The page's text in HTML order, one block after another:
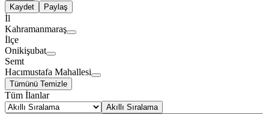
Kaydet
Paylaş
İl
Kahramanmaraş
İlçe
Onikişubat
Semt
Hacımustafa Mahallesi
Tümünü Temizle
Tüm İlanlar
Akıllı Sıralama